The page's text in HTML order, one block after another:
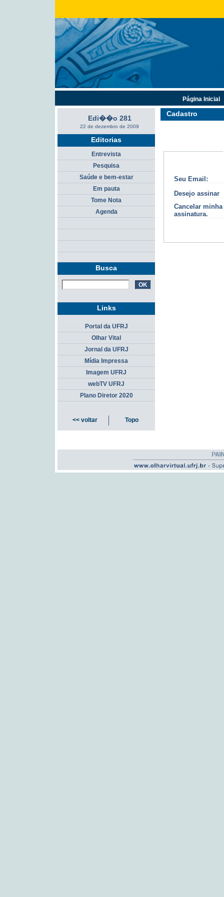
Cadastro
Seu Email:
Desejo assinar
Cancelar minha
assinatura.
Edi��o 281
22 de dezembro de 2009
Editorias
Entrevista
Pesquisa
Saúde e bem-estar
Em pauta
Tome Nota
Agenda
Busca
Página Inicial
Links
Portal da UFRJ
Olhar Vital
Jornal da UFRJ
Mídia Impressa
Imagem UFRJ
webTV UFRJ
Plano Diretor 2020
<< voltar Topo